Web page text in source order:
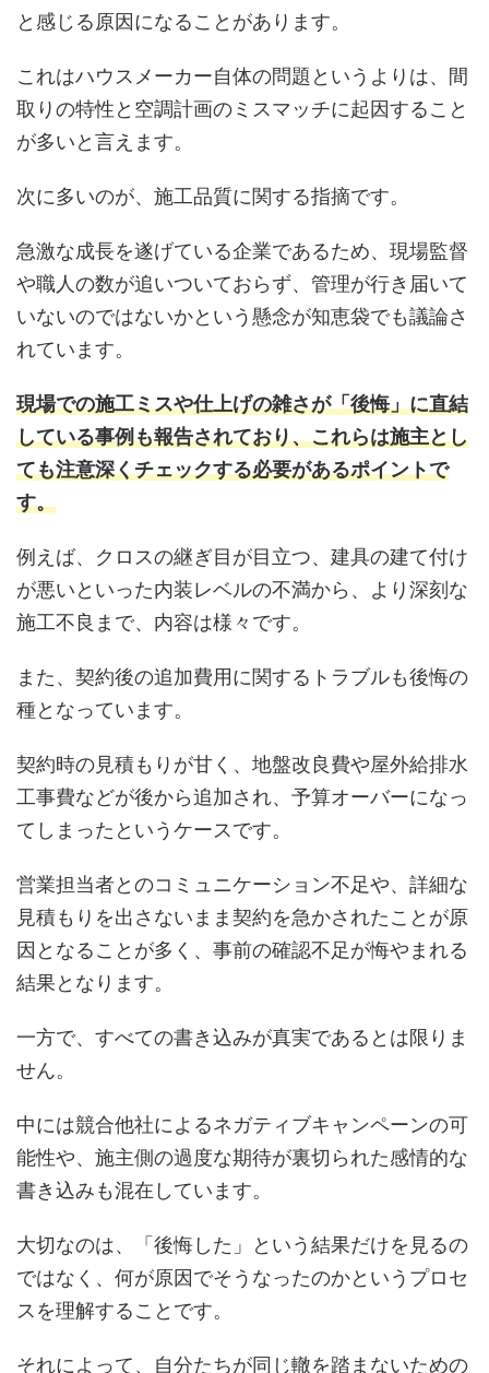
と感じる原因になることがあります。
これはハウスメーカー自体の問題というよりは、間
取りの特性と空調計画のミスマッチに起因すること
が多いと言えます。
次に多いのが、施工品質に関する指摘です。
急激な成長を遂げている企業であるため、現場監督
や職人の数が追いついておらず、管理が行き届いて
いないのではないかという懸念が知恵袋でも議論さ
れています。
現場での施工ミスや仕上げの雑さが「後悔」に直結
している事例も報告されており、これらは施主とし
ても注意深くチェックする必要があるポイントで
す。
例えば、クロスの継ぎ目が目立つ、建具の建て付け
が悪いといった内装レベルの不満から、より深刻な
施工不良まで、内容は様々です。
また、契約後の追加費用に関するトラブルも後悔の
種となっています。
契約時の見積もりが甘く、地盤改良費や屋外給排水
工事費などが後から追加され、予算オーバーになっ
てしまったというケースです。
営業担当者とのコミュニケーション不足や、詳細な
見積もりを出さないまま契約を急かされたことが原
因となることが多く、事前の確認不足が悔やまれる
結果となります。
一方で、すべての書き込みが真実であるとは限りま
せん。
中には競合他社によるネガティブキャンペーンの可
能性や、施主側の過度な期待が裏切られた感情的な
書き込みも混在しています。
大切なのは、「後悔した」という結果だけを見るの
ではなく、何が原因でそうなったのかというプロセ
スを理解することです。
それによって、自分たちが同じ轍を踏まないための